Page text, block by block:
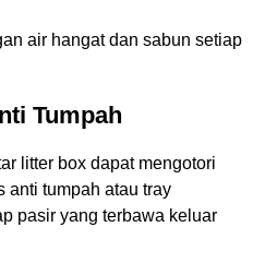
air hangat dan sabun setiap
Tumpah
litter box dapat mengotori
anti tumpah atau tray
pasir yang terbawa keluar